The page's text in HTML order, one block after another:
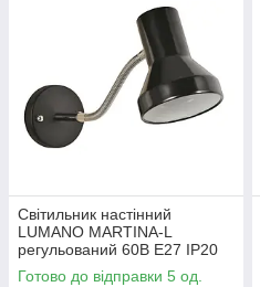
Світильник настінний
LUMANO MARTINA-L
регульований 60В Е27 IP20
чорний
Готово до відправки 5 од.